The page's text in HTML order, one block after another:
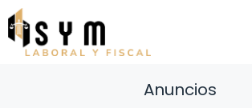
Saltar
al
contenido
Anuncios